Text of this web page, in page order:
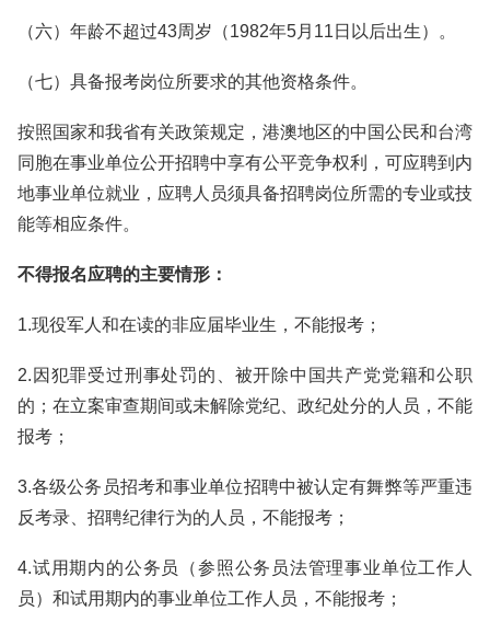
（六）年龄不超过43周岁（1982年5月11日以后出生）。
（七）具备报考岗位所要求的其他资格条件。
按照国家和我省有关政策规定，港澳地区的中国公民和台湾
同胞在事业单位公开招聘中享有公平竞争权利，可应聘到内
地事业单位就业，应聘人员须具备招聘岗位所需的专业或技
能等相应条件。
不得报名应聘的主要情形：
1.现役军人和在读的非应届毕业生，不能报考；
2.因犯罪受过刑事处罚的、被开除中国共产党党籍和公职
的；在立案审查期间或未解除党纪、政纪处分的人员，不能
报考；
3.各级公务员招考和事业单位招聘中被认定有舞弊等严重违
反考录、招聘纪律行为的人员，不能报考；
4.试用期内的公务员（参照公务员法管理事业单位工作人
员）和试用期内的事业单位工作人员，不能报考；